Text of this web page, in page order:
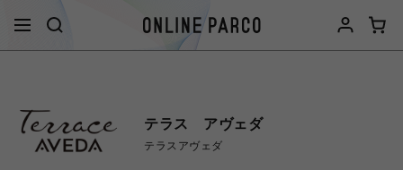
テラス アヴェダ
テラスアヴェダ